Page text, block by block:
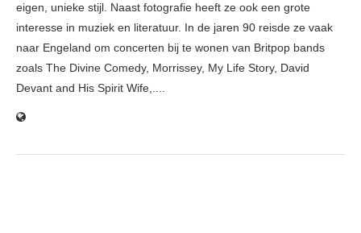
eigen, unieke stijl. Naast fotografie heeft ze ook een grote
interesse in muziek en literatuur. In de jaren 90 reisde ze vaak
naar Engeland om concerten bij te wonen van Britpop bands
zoals The Divine Comedy, Morrissey, My Life Story, David
Devant and His Spirit Wife,....